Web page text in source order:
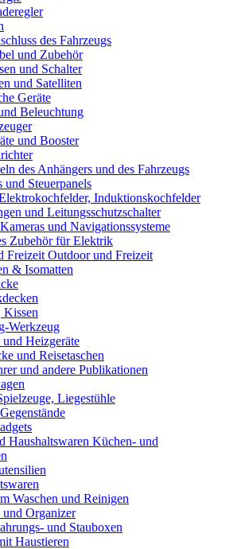
des Fahrzeugs
und Zubehör
und Schalter
und Satelliten
Geräte
Beleuchtung
und Booster
des Anhängers und des Fahrzeugs
und Steuerpanels
Induktionskochfelder
und Leitungsschutzschalter
und Navigationssysteme
Zubehör für Elektrik
Outdoor und Freizeit
& Isomatten
Kissen
Werkzeug
Heizgeräte
und Reisetaschen
und andere Publikationen
Liegestühle
Küchen- und
Waschen und Reinigen
und Organizer
und Stauboxen
Haustieren